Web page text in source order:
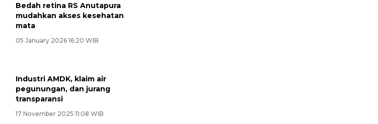
Bedah retina RS Anutapura
mudahkan akses kesehatan
mata
05 January 2026 16:20 WIB
Industri AMDK, klaim air
pegunungan, dan jurang
transparansi
17 November 2025 11:08 WIB